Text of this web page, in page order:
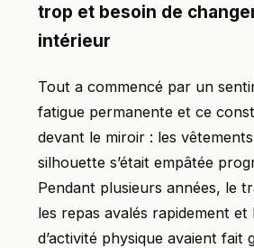
trop et besoin de
intérieur
Tout a commencé par un
fatigue permanente et ce
devant le miroir : les
silhouette s’était empâtée
Pendant plusieurs années, le
les repas avalés rapidement et
d’activité physique avaient fait